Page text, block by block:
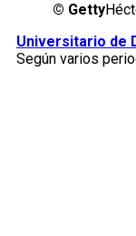
© Getty
Universitario de
Según varios